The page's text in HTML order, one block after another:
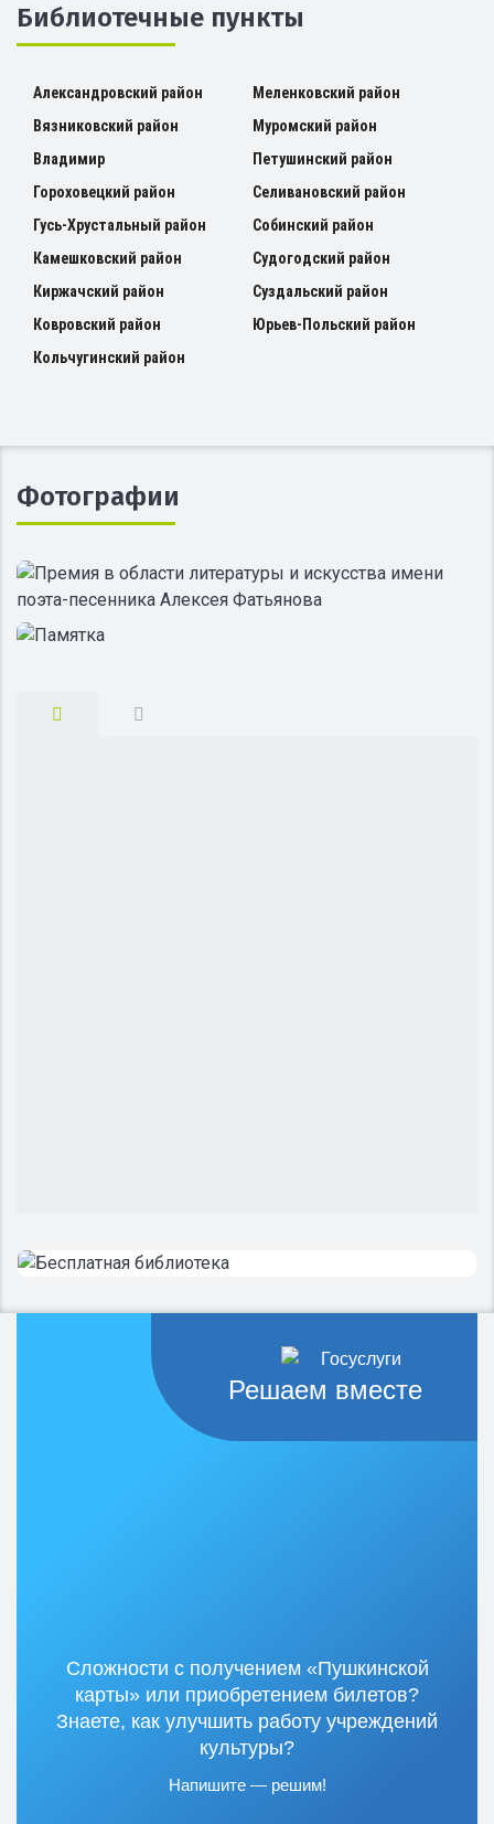
Библиотечные пункты
Александровский район
Вязниковский район
Владимир
Гороховецкий район
Гусь-Хрустальный район
Камешковский район
Киржачский район
Ковровский район
Кольчугинский район
Меленковский район
Муромский район
Петушинский район
Селивановский район
Собинский район
Судогодский район
Суздальский район
Юрьев-Польский район
Фотографии
Решаем вместе
Сложности с получением «Пушкинской
карты» или приобретением билетов?
Знаете, как улучшить работу учреждений
культуры?
Напишите — решим!